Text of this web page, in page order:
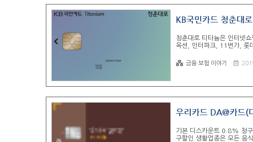
KB국민카드 청춘대
청춘대로 티타늄은 인터넷
옥션, 인터파크, 11번가, 롯
뷰티업종 및 올리브영
지 무료이용 서비스 연 2회
일시불 + 할부 30만원 이
12회 제공합니다. 본인과
금융·보험 이야기
우리카드 DA@카드(
기본 디스카운트 0.8% 청
구할인 생활업종은 모든 음